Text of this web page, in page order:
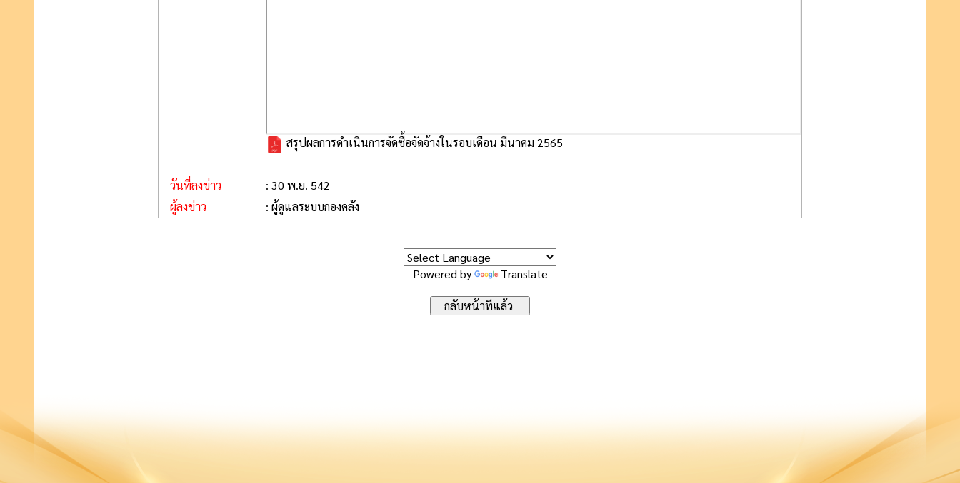
สรุปผลการดำเนินการจัดซื้อจัดจ้างในรอบเดือน มีนาคม 2565
วันที่ลงข่าว
: 30 พ.ย. 542
ผู้ลงข่าว
: ผู้ดูแลระบบกองคลัง
Powered by Translate